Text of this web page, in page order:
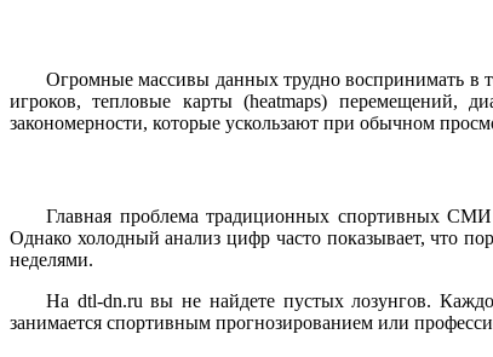
Огромные массивы данных трудно воспринимать в
игроков, тепловые карты (heatmaps) перемещений,
закономерности, которые ускользают при обычном
Главная проблема традиционных спортивных
Однако холодный анализ цифр часто показывает, что
неделями.
На dtl-dn.ru вы не найдете пустых лозунгов.
занимается спортивным прогнозированием или